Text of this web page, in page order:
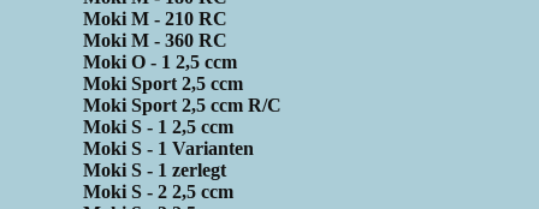
Moki M - 210 RC
Moki M - 360 RC
Moki O - 1 2,5 ccm
Moki Sport 2,5 ccm
Moki Sport 2,5 ccm R/C
Moki S - 1 2,5 ccm
Moki S - 1 Varianten
Moki S - 1 zerlegt
Moki S - 2 2,5 ccm